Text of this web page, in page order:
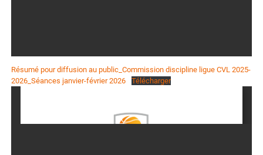
Résumé pour diffusion au public_Commission discipline ligue CVL 2025-
2026_Séances janvier-février 2026
Télécharger